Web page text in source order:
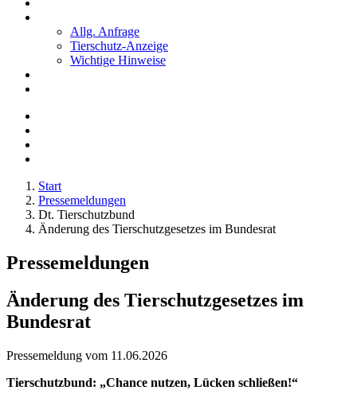
Allg. Anfrage
Tierschutz-Anzeige
Wichtige Hinweise
Start
Pressemeldungen
Dt. Tierschutzbund
Änderung des Tierschutzgesetzes im Bundesrat
Pressemeldungen
Änderung des Tierschutzgesetzes im
Bundesrat
Pressemeldung vom 11.06.2026
Tierschutzbund: „Chance nutzen, Lücken schließen!“